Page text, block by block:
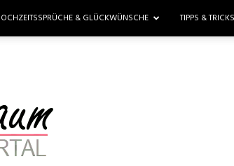
& GLÜCKWÜNSCHE TIPPS & TRICKS